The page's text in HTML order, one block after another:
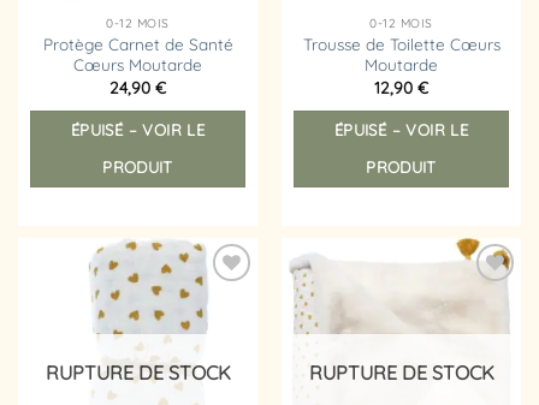
0-12 MOIS
Protège Carnet de Santé
Cœurs Moutarde
24,90 €
ÉPUISÉ – VOIR LE
PRODUIT
0-12 MOIS
Trousse de Toilette Cœurs
Moutarde
12,90 €
ÉPUISÉ – VOIR LE
PRODUIT
liste
d’envies
RUPTURE DE STOCK
Ajouter
liste
RUPTURE DE STOCK